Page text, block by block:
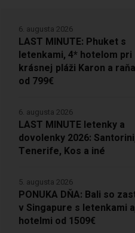
LAST MINUTE: Phuket s
letenkami, 4* hotelom pri
krásnej pláži Karon a
od 799€
6. augusta 2026
LAST MINUTE letenky a
dovolenky 2026:
Tenerife, Kos a iné
6. augusta 2026
PONUKA DŇA: Bali so
v Singapure s letenkami
hotelmi od 1509€
5. augusta 2026